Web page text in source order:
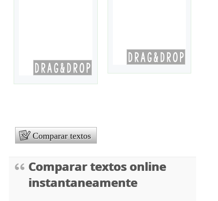
Comparar textos
Comparar textos online
instantaneamente